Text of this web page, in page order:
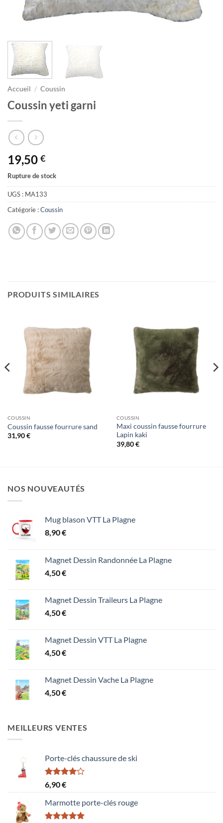
Accueil / Coussin
Coussin yeti garni
19,50 €
Rupture de stock
UGS : MA133
Catégorie :Coussin
PRODUITS SIMILAIRES
COUSSIN
Coussin fausse fourrure sand
31,90€
COUSSIN
Maxi coussin fausse fourrure
Lapin kaki
39,80€
NOS NOUVEAUTÉS
Mug blason VTT La Plagne
8,90€
Magnet Dessin Randonnée La Plagne
4,50€
Magnet Dessin Traileurs La Plagne
4,50€
Magnet Dessin VTT La Plagne
4,50€
Magnet Dessin Vache La Plagne
4,50€
MEILLEURS VENTES
Porte-clés chaussure de ski
Note
4.00
5
6,90€
Marmotte porte-clés rouge